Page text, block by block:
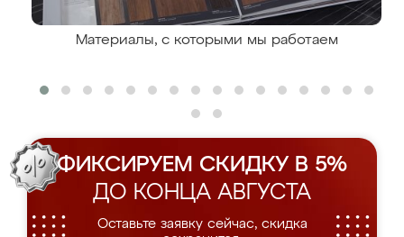
Материалы, с которыми мы работаем
ФИКСИРУЕМ СКИДКУ В 5%
ДО КОНЦА АВГУСТА
Оставьте заявку сейчас, скидка